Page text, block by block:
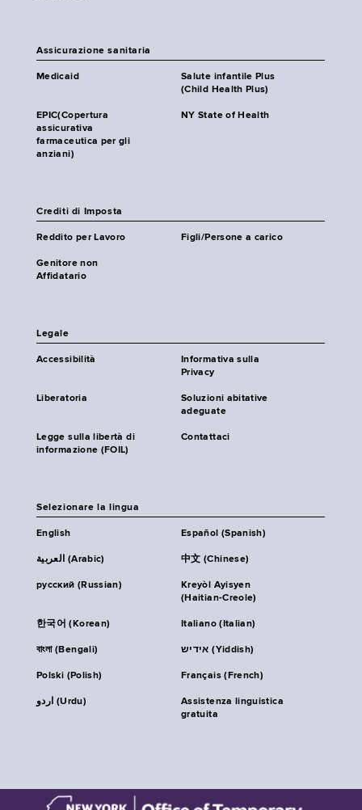
Assicurazione sanitaria
Medicaid
Salute infantile Plus
(Child Health Plus)
EPIC(Copertura
assicurativa
farmaceutica per gli
anziani)
NY State of Health
Crediti di Imposta
Reddito per Lavoro Figli/Persone a carico
Genitore non
Affidatario
Legale
Accessibilità
Informativa sulla
Privacy
Liberatoria
Soluzioni abitative
adeguate
Legge sulla libertà di
informazione (FOIL)
Contattaci
Selezionare la lingua
English Español (Spanish)
العربية (Arabic) 中文 (Chinese)
русский (Russian)
Kreyòl Ayisyen
(Haitian-Creole)
한국어 (Korean) Italiano (Italian)
বাংলা (Bengali) אידיש (Yiddish)
Polski (Polish) Français (French)
اردو (Urdu)
Assistenza linguistica
gratuita